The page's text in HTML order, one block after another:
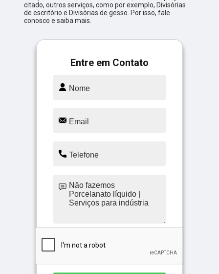
citado, outros serviços, como por exemplo, Divisórias
de escritório e Divisórias de gesso. Por isso, fale
conosco e saiba mais.
Entre em Contato